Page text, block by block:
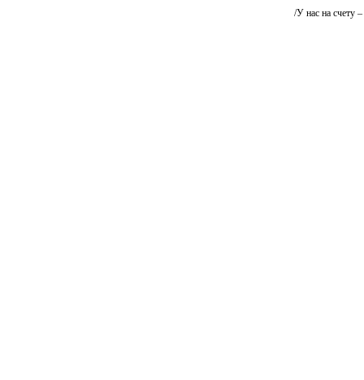
У нас на счету